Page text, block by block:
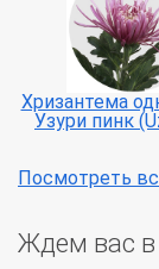
Хризантема
Узури пинк
Посмотреть
Ждем вас